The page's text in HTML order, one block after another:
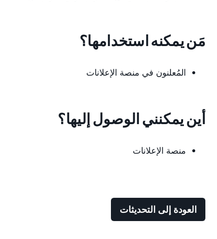
مَن يمكنه استخدامها؟
المُعلنون في منصة الإعلانات
أين يمكنني الوصول إليها؟
منصة الإعلانات
العودة إلى التحديثات